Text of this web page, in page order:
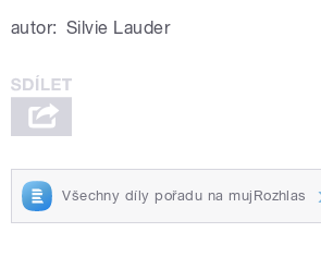
autor: Silvie Lauder
Všechny díly pořadu na mujRozhlas